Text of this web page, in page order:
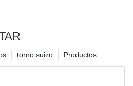
Productos
torno suizo